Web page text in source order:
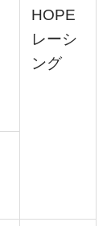
HOPE
レーシ
ング